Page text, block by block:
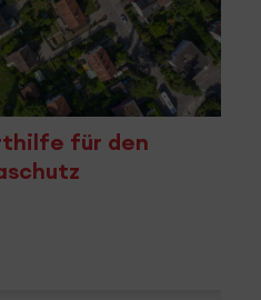
für den